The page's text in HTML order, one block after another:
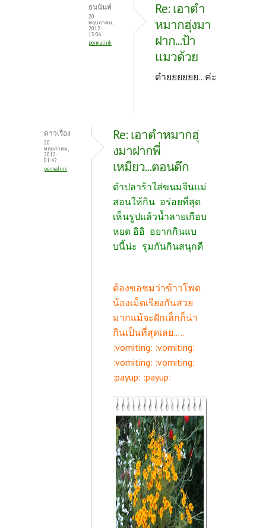
ธนนันท์
20
พฤษภาคม,
2012 -
13:06
permalink
Re: เอาตำ
หมากฮุ่งมา
ฝาก...ป้า
แมวด้วย
ด๋ายยยยยย...ค่ะ
ดาวเรือง
20
พฤษภาคม,
2012 -
01:42
permalink
Re: เอาตำหมากฮุ่
งมาฝากพี่
เหมียว...ตอนดึก
ตำปลาร้าใส่ขนมจีนแม่
สอนให้กิน อร่อยที่สุด
เห็นรูปแล้วน้ำลายเกือบ
หยด อิอิ อยากกินแบ
บนี้น่ะ รุมกันกินสนุกดี
ต้องขอชมว่าข้าวโพด
น้องเม็ดเรียงกันสวย
มากแม้จะฝักเล็กก็น่า
กินเป็นที่สุดเลย.....
:vomiting: :vomiting:
:vomiting: :vomiting:
:payup: :payup: